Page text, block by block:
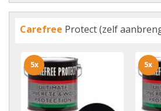
Carefree Protect (zelf
5x 5x